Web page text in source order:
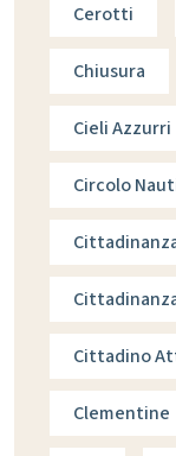
Cerotti
Chiusura
Cieli Azzurri
Circolo
Cittadino
Clementine